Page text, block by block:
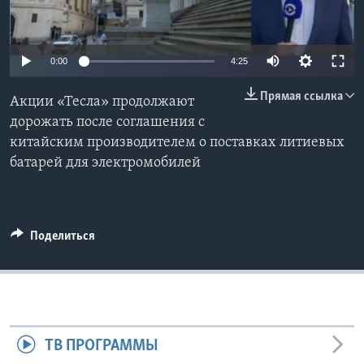
Learning English
Языки
0:00 4:25
Прямая ссылка
Акции «Тесла» продолжают
дорожать после соглашения с
китайским производителем о поставках литиевых
батарей для электромобилей
Поделиться
ТВ ПРОГРАММЫ